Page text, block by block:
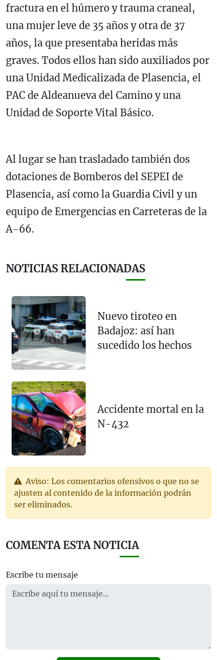
fractura en el húmero y trauma craneal,
una mujer leve de 35 años y otra de 37
años, la que presentaba heridas más
graves. Todos ellos han sido auxiliados por
una Unidad Medicalizada de Plasencia, el
PAC de Aldeanueva del Camino y una
Unidad de Soporte Vital Básico.
Al lugar se han trasladado también dos
dotaciones de Bomberos del SEPEI de
Plasencia, así como la Guardia Civil y un
equipo de Emergencias en Carreteras de la
A-66.
NOTICIAS RELACIONADAS
Nuevo tiroteo en
Badajoz: así han
sucedido los hechos
Accidente mortal en la
N-432
Aviso: Los comentarios ofensivos o que no se
ajusten al contenido de la información podrán
ser eliminados.
COMENTA ESTA NOTICIA
Escribe tu mensaje